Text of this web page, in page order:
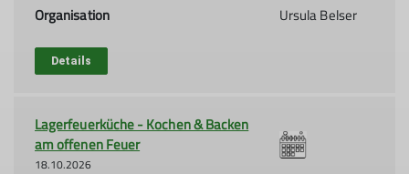
Organisation
Ursula Belser
Details
Lagerfeuerküche - Kochen & Backen
am offenen Feuer
18.10.2026